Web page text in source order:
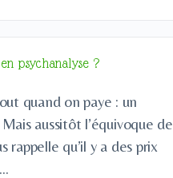
psychanalyse ?
quand on paye : un
aussitôt l’équivoque de
rappelle qu’il y a des prix